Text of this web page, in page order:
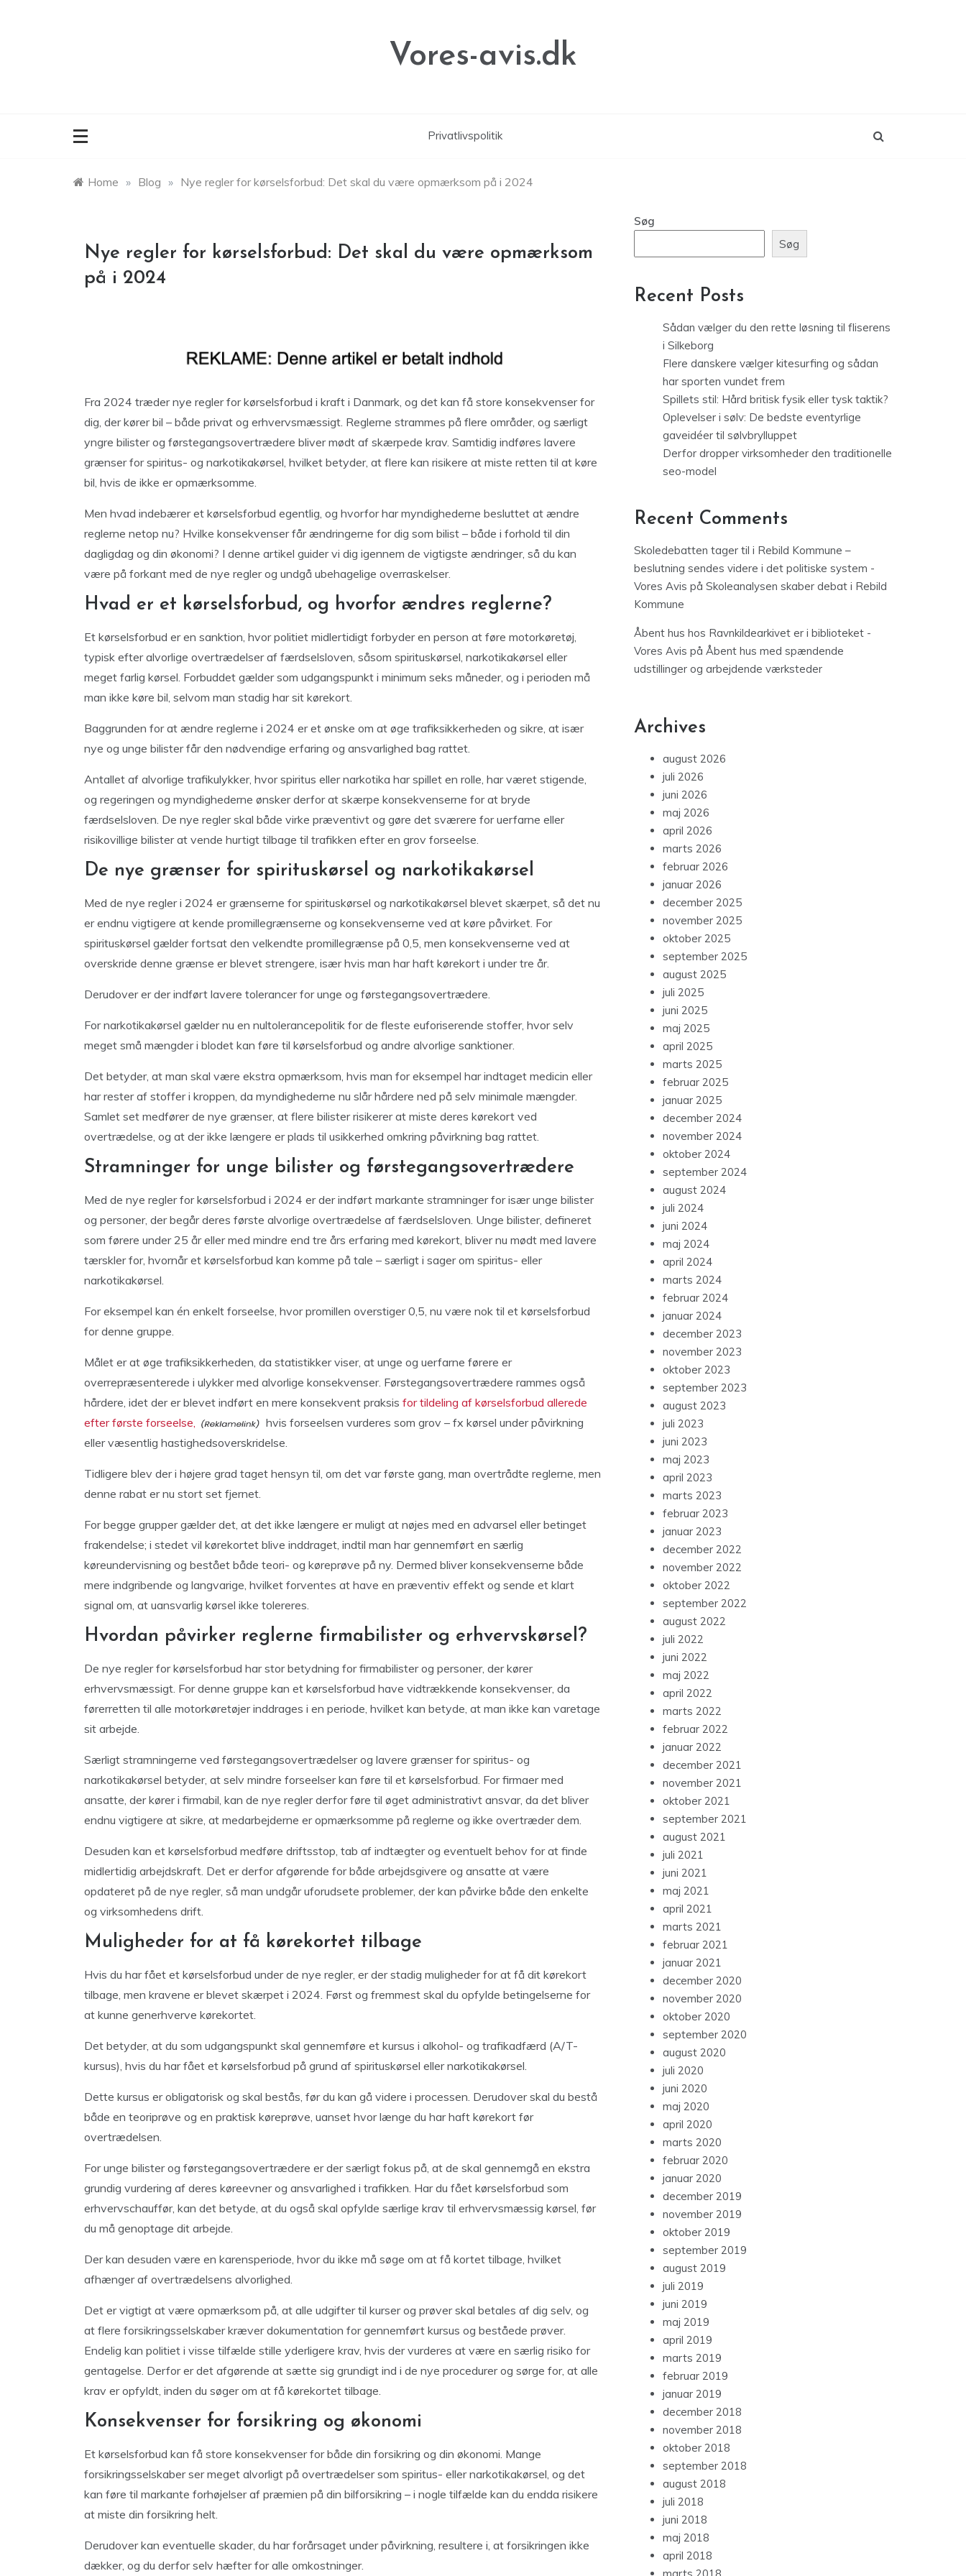
Vores-avis.dk
Privatlivspolitik
Home » Blog » Nye regler for kørselsforbud: Det skal du være opmærksom på i 2024
Nye regler for kørselsforbud: Det skal du være opmærksom
på i 2024
Fra 2024 træder nye regler for kørselsforbud i kraft i Danmark, og det kan få store konsekvenser for
dig, der kører bil – både privat og erhvervsmæssigt. Reglerne strammes på flere områder, og særligt
yngre bilister og førstegangsovertrædere bliver mødt af skærpede krav. Samtidig indføres lavere
grænser for spiritus- og narkotikakørsel, hvilket betyder, at flere kan risikere at miste retten til at køre
bil, hvis de ikke er opmærksomme.
Men hvad indebærer et kørselsforbud egentlig, og hvorfor har myndighederne besluttet at ændre
reglerne netop nu? Hvilke konsekvenser får ændringerne for dig som bilist – både i forhold til din
dagligdag og din økonomi? I denne artikel guider vi dig igennem de vigtigste ændringer, så du kan
være på forkant med de nye regler og undgå ubehagelige overraskelser.
Hvad er et kørselsforbud, og hvorfor ændres reglerne?
Et kørselsforbud er en sanktion, hvor politiet midlertidigt forbyder en person at føre motorkøretøj,
typisk efter alvorlige overtrædelser af færdselsloven, såsom spirituskørsel, narkotikakørsel eller
meget farlig kørsel. Forbuddet gælder som udgangspunkt i minimum seks måneder, og i perioden må
man ikke køre bil, selvom man stadig har sit kørekort.
Baggrunden for at ændre reglerne i 2024 er et ønske om at øge trafiksikkerheden og sikre, at især
nye og unge bilister får den nødvendige erfaring og ansvarlighed bag rattet.
Antallet af alvorlige trafikulykker, hvor spiritus eller narkotika har spillet en rolle, har været stigende,
og regeringen og myndighederne ønsker derfor at skærpe konsekvenserne for at bryde
færdselsloven. De nye regler skal både virke præventivt og gøre det sværere for uerfarne eller
risikovillige bilister at vende hurtigt tilbage til trafikken efter en grov forseelse.
De nye grænser for spirituskørsel og narkotikakørsel
Med de nye regler i 2024 er grænserne for spirituskørsel og narkotikakørsel blevet skærpet, så det nu
er endnu vigtigere at kende promillegrænserne og konsekvenserne ved at køre påvirket. For
spirituskørsel gælder fortsat den velkendte promillegrænse på 0,5, men konsekvenserne ved at
overskride denne grænse er blevet strengere, især hvis man har haft kørekort i under tre år.
Derudover er der indført lavere tolerancer for unge og førstegangsovertrædere.
For narkotikakørsel gælder nu en nultolerancepolitik for de fleste euforiserende stoffer, hvor selv
meget små mængder i blodet kan føre til kørselsforbud og andre alvorlige sanktioner.
Det betyder, at man skal være ekstra opmærksom, hvis man for eksempel har indtaget medicin eller
har rester af stoffer i kroppen, da myndighederne nu slår hårdere ned på selv minimale mængder.
Samlet set medfører de nye grænser, at flere bilister risikerer at miste deres kørekort ved
overtrædelse, og at der ikke længere er plads til usikkerhed omkring påvirkning bag rattet.
Stramninger for unge bilister og førstegangsovertrædere
Med de nye regler for kørselsforbud i 2024 er der indført markante stramninger for især unge bilister
og personer, der begår deres første alvorlige overtrædelse af færdselsloven. Unge bilister, defineret
som førere under 25 år eller med mindre end tre års erfaring med kørekort, bliver nu mødt med lavere
tærskler for, hvornår et kørselsforbud kan komme på tale – særligt i sager om spiritus- eller
narkotikakørsel.
For eksempel kan én enkelt forseelse, hvor promillen overstiger 0,5, nu være nok til et kørselsforbud
for denne gruppe.
Målet er at øge trafiksikkerheden, da statistikker viser, at unge og uerfarne førere er
overrepræsenterede i ulykker med alvorlige konsekvenser. Førstegangsovertrædere rammes også
hårdere, idet der er blevet indført en mere konsekvent praksis for tildeling af kørselsforbud allerede
efter første forseelse,
hvis forseelsen vurderes som grov – fx kørsel under påvirkning
eller væsentlig hastighedsoverskridelse.
Tidligere blev der i højere grad taget hensyn til, om det var første gang, man overtrådte reglerne, men
denne rabat er nu stort set fjernet.
For begge grupper gælder det, at det ikke længere er muligt at nøjes med en advarsel eller betinget
frakendelse; i stedet vil kørekortet blive inddraget, indtil man har gennemført en særlig
køreundervisning og bestået både teori- og køreprøve på ny. Dermed bliver konsekvenserne både
mere indgribende og langvarige, hvilket forventes at have en præventiv effekt og sende et klart
signal om, at uansvarlig kørsel ikke tolereres.
Hvordan påvirker reglerne firmabilister og erhvervskørsel?
De nye regler for kørselsforbud har stor betydning for firmabilister og personer, der kører
erhvervsmæssigt. For denne gruppe kan et kørselsforbud have vidtrækkende konsekvenser, da
førerretten til alle motorkøretøjer inddrages i en periode, hvilket kan betyde, at man ikke kan varetage
sit arbejde.
Særligt stramningerne ved førstegangsovertrædelser og lavere grænser for spiritus- og
narkotikakørsel betyder, at selv mindre forseelser kan føre til et kørselsforbud. For firmaer med
ansatte, der kører i firmabil, kan de nye regler derfor føre til øget administrativt ansvar, da det bliver
endnu vigtigere at sikre, at medarbejderne er opmærksomme på reglerne og ikke overtræder dem.
Desuden kan et kørselsforbud medføre driftsstop, tab af indtægter og eventuelt behov for at finde
midlertidig arbejdskraft. Det er derfor afgørende for både arbejdsgivere og ansatte at være
opdateret på de nye regler, så man undgår uforudsete problemer, der kan påvirke både den enkelte
og virksomhedens drift.
Muligheder for at få kørekortet tilbage
Hvis du har fået et kørselsforbud under de nye regler, er der stadig muligheder for at få dit kørekort
tilbage, men kravene er blevet skærpet i 2024. Først og fremmest skal du opfylde betingelserne for
at kunne generhverve kørekortet.
Det betyder, at du som udgangspunkt skal gennemføre et kursus i alkohol- og trafikadfærd (A/T-
kursus), hvis du har fået et kørselsforbud på grund af spirituskørsel eller narkotikakørsel.
Dette kursus er obligatorisk og skal bestås, før du kan gå videre i processen. Derudover skal du bestå
både en teoriprøve og en praktisk køreprøve, uanset hvor længe du har haft kørekort før
overtrædelsen.
For unge bilister og førstegangsovertrædere er der særligt fokus på, at de skal gennemgå en ekstra
grundig vurdering af deres køreevner og ansvarlighed i trafikken. Har du fået kørselsforbud som
erhvervschauffør, kan det betyde, at du også skal opfylde særlige krav til erhvervsmæssig kørsel, før
du må genoptage dit arbejde.
Der kan desuden være en karensperiode, hvor du ikke må søge om at få kortet tilbage, hvilket
afhænger af overtrædelsens alvorlighed.
Det er vigtigt at være opmærksom på, at alle udgifter til kurser og prøver skal betales af dig selv, og
at flere forsikringsselskaber kræver dokumentation for gennemført kursus og beståede prøver.
Endelig kan politiet i visse tilfælde stille yderligere krav, hvis der vurderes at være en særlig risiko for
gentagelse. Derfor er det afgørende at sætte sig grundigt ind i de nye procedurer og sørge for, at alle
krav er opfyldt, inden du søger om at få kørekortet tilbage.
Konsekvenser for forsikring og økonomi
Et kørselsforbud kan få store konsekvenser for både din forsikring og din økonomi. Mange
forsikringsselskaber ser meget alvorligt på overtrædelser som spiritus- eller narkotikakørsel, og det
kan føre til markante forhøjelser af præmien på din bilforsikring – i nogle tilfælde kan du endda risikere
at miste din forsikring helt.
Derudover kan eventuelle skader, du har forårsaget under påvirkning, resultere i, at forsikringen ikke
dækker, og du derfor selv hæfter for alle omkostninger.
Søg
Søg
Recent Posts
Sådan vælger du den rette løsning til fliserens
i Silkeborg
Flere danskere vælger kitesurfing og sådan
har sporten vundet frem
Spillets stil: Hård britisk fysik eller tysk taktik?
Oplevelser i sølv: De bedste eventyrlige
gaveidéer til sølvbrylluppet
Derfor dropper virksomheder den traditionelle
seo-model
Recent Comments
Skoledebatten tager til i Rebild Kommune –
beslutning sendes videre i det politiske system -
Vores Avis på Skoleanalysen skaber debat i Rebild
Kommune
Åbent hus hos Ravnkildearkivet er i biblioteket -
Vores Avis på Åbent hus med spændende
udstillinger og arbejdende værksteder
Archives
august 2026
juli 2026
juni 2026
maj 2026
april 2026
marts 2026
februar 2026
januar 2026
december 2025
november 2025
oktober 2025
september 2025
august 2025
juli 2025
juni 2025
maj 2025
april 2025
marts 2025
februar 2025
januar 2025
december 2024
november 2024
oktober 2024
september 2024
august 2024
juli 2024
juni 2024
maj 2024
april 2024
marts 2024
februar 2024
januar 2024
december 2023
november 2023
oktober 2023
september 2023
august 2023
juli 2023
juni 2023
maj 2023
april 2023
marts 2023
februar 2023
januar 2023
december 2022
november 2022
oktober 2022
september 2022
august 2022
juli 2022
juni 2022
maj 2022
april 2022
marts 2022
februar 2022
januar 2022
december 2021
november 2021
oktober 2021
september 2021
august 2021
juli 2021
juni 2021
maj 2021
april 2021
marts 2021
februar 2021
januar 2021
december 2020
november 2020
oktober 2020
september 2020
august 2020
juli 2020
juni 2020
maj 2020
april 2020
marts 2020
februar 2020
januar 2020
december 2019
november 2019
oktober 2019
september 2019
august 2019
juli 2019
juni 2019
maj 2019
april 2019
marts 2019
februar 2019
januar 2019
december 2018
november 2018
oktober 2018
september 2018
august 2018
juli 2018
juni 2018
maj 2018
april 2018